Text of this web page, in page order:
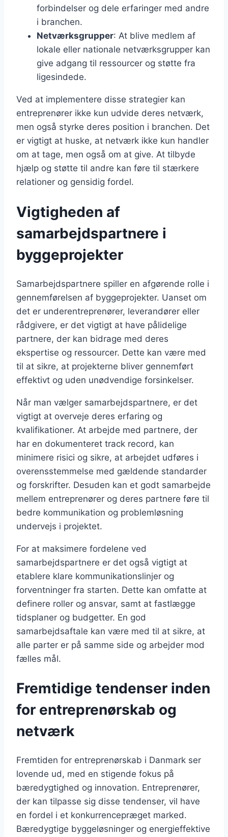
forbindelser og dele erfaringer med andre
i branchen.
Netværksgrupper: At blive medlem af
lokale eller nationale netværksgrupper kan
give adgang til ressourcer og støtte fra
ligesindede.
Ved at implementere disse strategier kan
entreprenører ikke kun udvide deres netværk,
men også styrke deres position i branchen. Det
er vigtigt at huske, at netværk ikke kun handler
om at tage, men også om at give. At tilbyde
hjælp og støtte til andre kan føre til stærkere
relationer og gensidig fordel.
Vigtigheden af
samarbejdspartnere i
byggeprojekter
Samarbejdspartnere spiller en afgørende rolle i
gennemførelsen af byggeprojekter. Uanset om
det er underentreprenører, leverandører eller
rådgivere, er det vigtigt at have pålidelige
partnere, der kan bidrage med deres
ekspertise og ressourcer. Dette kan være med
til at sikre, at projekterne bliver gennemført
effektivt og uden unødvendige forsinkelser.
Når man vælger samarbejdspartnere, er det
vigtigt at overveje deres erfaring og
kvalifikationer. At arbejde med partnere, der
har en dokumenteret track record, kan
minimere risici og sikre, at arbejdet udføres i
overensstemmelse med gældende standarder
og forskrifter. Desuden kan et godt samarbejde
mellem entreprenører og deres partnere føre til
bedre kommunikation og problemløsning
undervejs i projektet.
For at maksimere fordelene ved
samarbejdspartnere er det også vigtigt at
etablere klare kommunikationslinjer og
forventninger fra starten. Dette kan omfatte at
definere roller og ansvar, samt at fastlægge
tidsplaner og budgetter. En god
samarbejdsaftale kan være med til at sikre, at
alle parter er på samme side og arbejder mod
fælles mål.
Fremtidige tendenser inden
for entreprenørskab og
netværk
Fremtiden for entreprenørskab i Danmark ser
lovende ud, med en stigende fokus på
bæredygtighed og innovation. Entreprenører,
der kan tilpasse sig disse tendenser, vil have
en fordel i et konkurrencepræget marked.
Bæredygtige byggeløsninger og energieffektive